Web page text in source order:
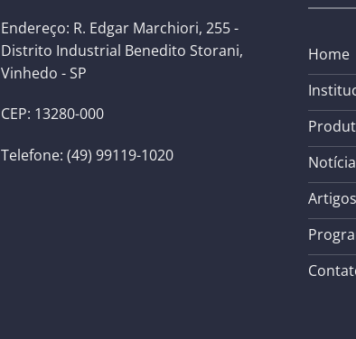
Endereço: R. Edgar Marchiori, 255 -
Distrito Industrial Benedito Storani,
Vinhedo - SP
CEP: 13280-000
Telefone: (49) 99119-1020
Home
Artigos